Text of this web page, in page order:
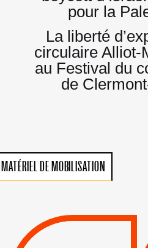
pour la
La liberté
circulaire Alliot-
au Festival du
de
MATÉRIEL DE MOBILISATION
VIOLATIONS DES